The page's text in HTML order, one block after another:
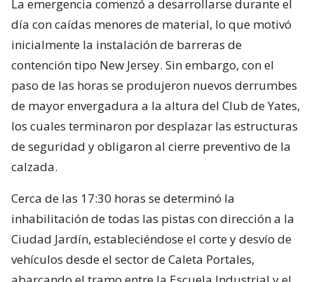
La emergencia comenzó a desarrollarse durante el
día con caídas menores de material, lo que motivó
inicialmente la instalación de barreras de
contención tipo New Jersey. Sin embargo, con el
paso de las horas se produjeron nuevos derrumbes
de mayor envergadura a la altura del Club de Yates,
los cuales terminaron por desplazar las estructuras
de seguridad y obligaron al cierre preventivo de la
calzada.
Cerca de las 17:30 horas se determinó la
inhabilitación de todas las pistas con dirección a la
Ciudad Jardín, estableciéndose el corte y desvío de
vehículos desde el sector de Caleta Portales,